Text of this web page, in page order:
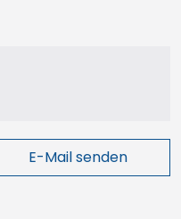
E-Mail senden